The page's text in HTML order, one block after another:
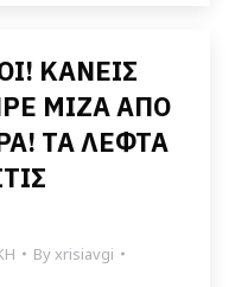
ΚΑΝΕΙΣ
ΜΙΖΑ ΑΠΟ
ΤΑ ΛΕΦΤΑ
Byxrisiavgi